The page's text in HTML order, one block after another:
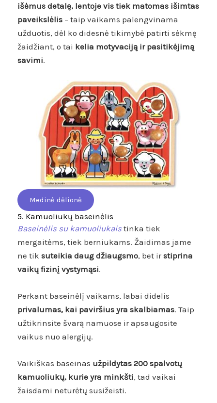
išėmus detalę, lentoje vis tiek matomas išimtas
paveikslėlis – taip vaikams palengvinama
užduotis, dėl ko didesnė tikimybė patirti sėkmę
žaidžiant, o tai kelia motyvaciją ir pasitikėjimą
savimi.
Medinė dėlionė
5. Kamuoliukų baseinėlis
Baseinėlis su kamuoliukais tinka tiek
mergaitėms, tiek berniukams. Žaidimas jame
ne tiksuteikia daug džiaugsmo, bet irstiprina
vaikų fizinį vystymąsi.
Perkant baseinėlį vaikams, labai didelis
privalumas, kai paviršius yra skalbiamas. Taip
užtikrinsite švarą namuose ir apsaugosite
vaikus nuo alergijų.
Vaikiškas baseinas užpildytas 200 spalvotų
kamuoliukų, kurie yra minkšti, tad vaikai
žaisdami neturėtų susižeisti.